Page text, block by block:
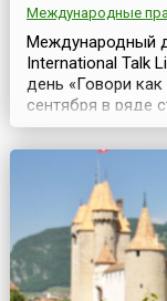
Международные
Международный
International Talk
день «Говори как
сентября в ряде
когда люди
любители при
костюмы.Идея
данного